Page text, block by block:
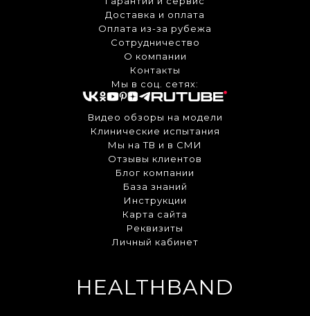
Доставка и оплата
Оплата из-за рубежа
Сотрудничество
О компании
Контакты
Мы в соц. сетях:
HEALTHBAND
Видео обзоры на модели
Клинические испытания
Мы на ТВ и в СМИ
Отзывы клиентов
Блог компании
База знаний
Инструкции
Карта сайта
Реквизиты
Личный кабинет